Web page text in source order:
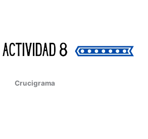
Crucigrama